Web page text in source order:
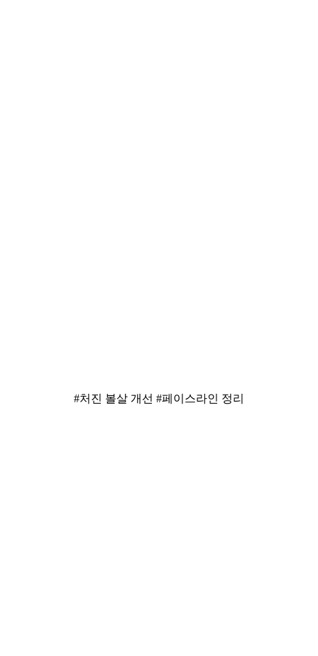
#처진 볼살 개선 #페이스라인 정리